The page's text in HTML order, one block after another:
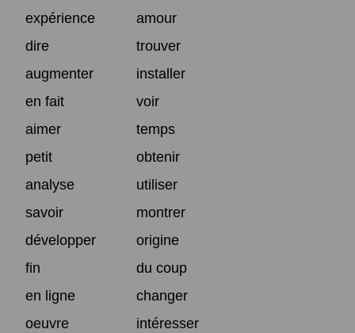
expérience
amour
dire
trouver
augmenter
installer
en fait
voir
aimer
temps
petit
obtenir
analyse
utiliser
savoir
montrer
développer
origine
fin
du coup
en ligne
changer
oeuvre
intéresser